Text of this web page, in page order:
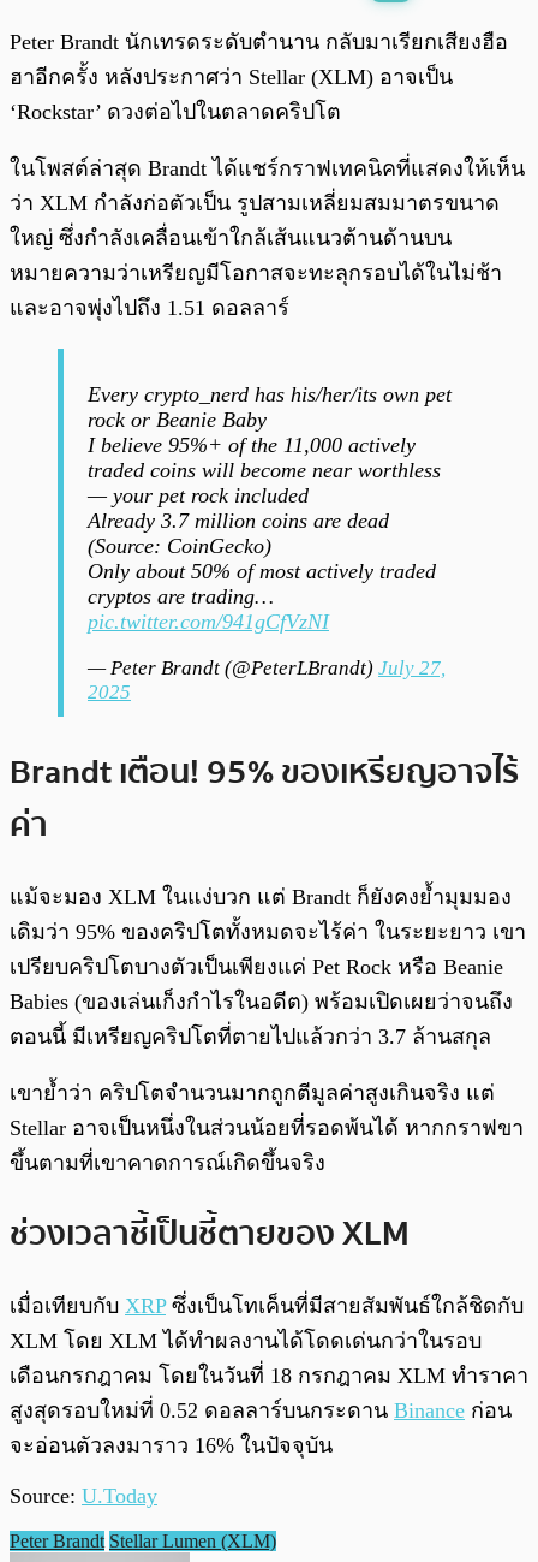
0:00 /0:00
Peter Brandt นักเทรดระดับตำนาน กลับมาเรียกเสียงฮือ
ฮาอีกครั้ง หลังประกาศว่า Stellar (XLM) อาจเป็น
‘Rockstar’ ดวงต่อไปในตลาดคริปโต
ในโพสต์ล่าสุด Brandt ได้แชร์กราฟเทคนิคที่แสดงให้เห็น
ว่า XLM กำลังก่อตัวเป็น รูปสามเหลี่ยมสมมาตรขนาด
ใหญ่ ซึ่งกำลังเคลื่อนเข้าใกล้เส้นแนวต้านด้านบน
หมายความว่าเหรียญมีโอกาสจะทะลุกรอบได้ในไม่ช้า
และอาจพุ่งไปถึง 1.51 ดอลลาร์
Every crypto_nerd has his/her/its own pet
rock or Beanie Baby
I believe 95%+ of the 11,000 actively
traded coins will become near worthless
— your pet rock included
Already 3.7 million coins are dead
(Source: CoinGecko)
Only about 50% of most actively traded
cryptos are trading…
pic.twitter.com/941gCfVzNI
— Peter Brandt (@PeterLBrandt) July 27,
2025
Brandt เตือน! 95% ของเหรียญอาจไร้
ค่า
แม้จะมอง XLM ในแง่บวก แต่ Brandt ก็ยังคงย้ำมุมมอง
เดิมว่า 95% ของคริปโตทั้งหมดจะไร้ค่า ในระยะยาว เขา
เปรียบคริปโตบางตัวเป็นเพียงแค่ Pet Rock หรือ Beanie
Babies (ของเล่นเก็งกำไรในอดีต) พร้อมเปิดเผยว่าจนถึง
ตอนนี้ มีเหรียญคริปโตที่ตายไปแล้วกว่า 3.7 ล้านสกุล
เขาย้ำว่า คริปโตจำนวนมากถูกตีมูลค่าสูงเกินจริง แต่
Stellar อาจเป็นหนึ่งในส่วนน้อยที่รอดพ้นได้ หากกราฟขา
ขึ้นตามที่เขาคาดการณ์เกิดขึ้นจริง
ช่วงเวลาชี้เป็นชี้ตายของ XLM
เมื่อเทียบกับ XRPซึ่งเป็นโทเค็นที่มีสายสัมพันธ์ใกล้ชิดกับ
XLM โดย XLM ได้ทำผลงานได้โดดเด่นกว่าในรอบ
เดือนกรกฎาคม โดยในวันที่ 18 กรกฎาคม XLM ทำราคา
สูงสุดรอบใหม่ที่ 0.52 ดอลลาร์บนกระดาน Binance ก่อน
จะอ่อนตัวลงมาราว 16% ในปัจจุบัน
Source: U.Today
Peter Brandt Stellar Lumen (XLM)